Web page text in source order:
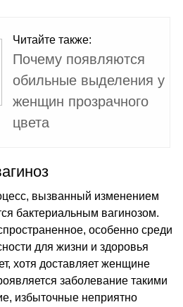
Читайте также:
Почему появляются
обильные выделения у
женщин прозрачного
цвета
вызванный изменением
бактериальным вагинозом.
особенно среди
для жизни и здоровья
хотя доставляет женщине
заболевание такими
избыточные неприятно